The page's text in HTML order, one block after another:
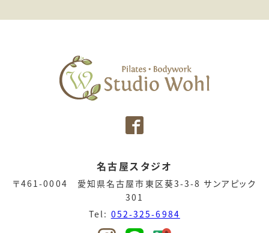
名古屋スタジオ
〒461-0004 愛知県名古屋市東区葵3-3-8 サンアピック
301
Tel: 052-325-6984